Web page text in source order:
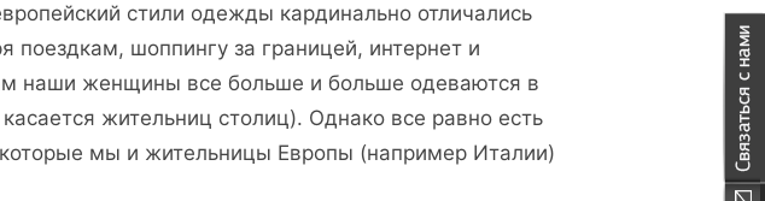
стили одежды кардинально отличались
поездкам, шоппингу за границей, интернет и
наши женщины все больше и больше одеваются в
жительниц столиц). Однако все равно есть
мы и жительницы Европы (например Италии)